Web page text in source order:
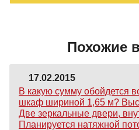
Похожие
17.02.2015
В какую сумму обойдется
шкаф шириной 1,65 м?
Две зеркальные двери,
Планируется натяжной